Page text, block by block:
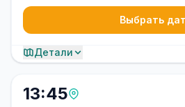
Выбрать
Детали
13:45